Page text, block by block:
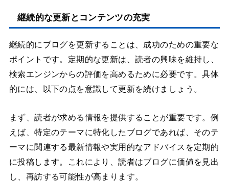
継続的な更新とコンテンツの充実
継続的にブログを更新することは、成功のための重要な
ポイントです。定期的な更新は、読者の興味を維持し、
検索エンジンからの評価を高めるために必要です。具体
的には、以下の点を意識して更新を続けましょう。
まず、読者が求める情報を提供することが重要です。例
えば、特定のテーマに特化したブログであれば、そのテ
ーマに関連する最新情報や実用的なアドバイスを定期的
に投稿します。これにより、読者はブログに価値を見出
し、再訪する可能性が高まります。